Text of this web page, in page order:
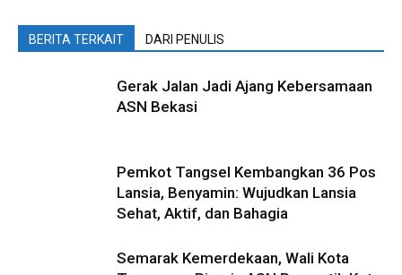
BERITA TERKAIT DARI PENULIS
Gerak Jalan Jadi Ajang Kebersamaan
ASN Bekasi
Pemkot Tangsel Kembangkan 36 Pos
Lansia, Benyamin: Wujudkan Lansia
Sehat, Aktif, dan Bahagia
Semarak Kemerdekaan, Wali Kota